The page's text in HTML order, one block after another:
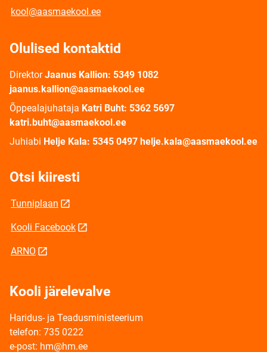
kool@aasmaekool.ee
Olulised kontaktid
Direktor Jaanus Kallion: 5349 1082
jaanus.kallion@aasmaekool.ee
Õppealajuhataja Katri Buht: 5362 5697
katri.buht@aasmaekool.ee
Juhiabi Helje Kala: 5345 0497 helje.kala@aasmaekool.ee
Otsi kiiresti
Tunniplaan
Kooli Facebook
ARNO
Kooli järelevalve
Haridus- ja Teadusministeerium
telefon: 735 0222
e-post: hm@hm.ee